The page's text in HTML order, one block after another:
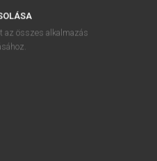
az összes alkalmazás